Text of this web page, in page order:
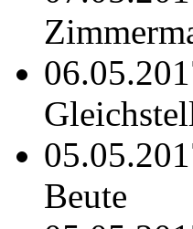
Beute